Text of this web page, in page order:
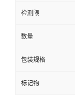
检测限
数量
包装规格
标记物